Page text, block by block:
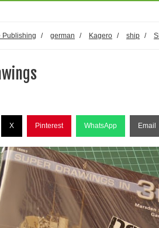
Publishing / german / Kagero / ship /
X Pinterest WhatsApp Email